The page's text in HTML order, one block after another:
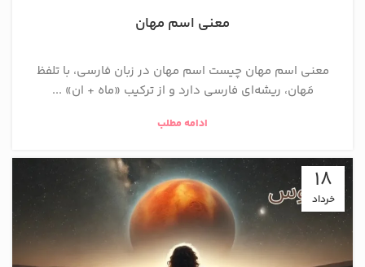
معنی اسم مهان
معنی اسم مهان چیست اسم مهان در زبان فارسی، با تلفظ
مَهان، ریشه‌ای فارسی دارد و از ترکیب «ماه + ان» ...
ادامه مطلب
18
خرداد